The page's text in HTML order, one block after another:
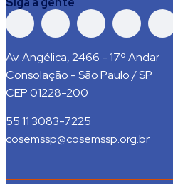
Av. Angélica, 2466 - 17º Andar
Consolação - São Paulo / SP
CEP 01228-200
55 11 3083-7225
cosemssp@cosemssp.org.br